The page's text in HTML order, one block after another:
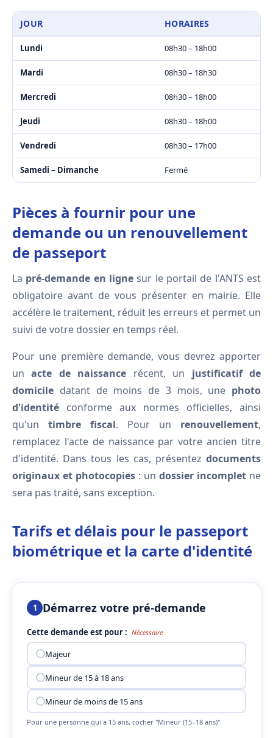
JOUR HORAIRES
Lundi 08h30 – 18h00
Mardi 08h30 – 18h30
Mercredi 08h30 – 18h00
Jeudi 08h30 – 18h00
Vendredi 08h30 – 17h00
Samedi – Dimanche Fermé
Pièces à fournir pour une
demande ou un renouvellement
de passeport
La pré-demande en ligne sur le portail de l'ANTS est
obligatoire avant de vous présenter en mairie. Elle
accélère le traitement, réduit les erreurs et permet un
suivi de votre dossier en temps réel.
Pour une première demande, vous devrez apporter
unacte de naissance récent, un justificatif de
domicile datant de moins de 3 mois, une photo
d'identité conforme aux normes officielles, ainsi
qu'un timbre fiscal. Pour un renouvellement,
remplacez l'acte de naissance par votre ancien titre
d'identité. Dans tous les cas, présentez documents
originaux et photocopies : un dossier incomplet ne
sera pas traité, sans exception.
Tarifs et délais pour le passeport
biométrique et la carte d'identité
1 Démarrez votre pré-demande
Cette demande est pour : Nécessaire
Majeur
Mineur de 15 à 18 ans
Mineur de moins de 15 ans
Pour une personne qui a 15 ans, cocher "Mineur (15–18 ans)"